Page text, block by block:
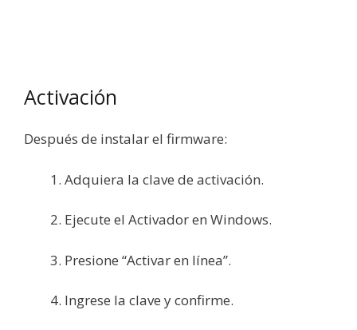
Activación
Después de instalar el firmware:
Adquiera la clave de activación.
Ejecute el Activador en Windows.
Presione “Activar en línea”.
Ingrese la clave y confirme.